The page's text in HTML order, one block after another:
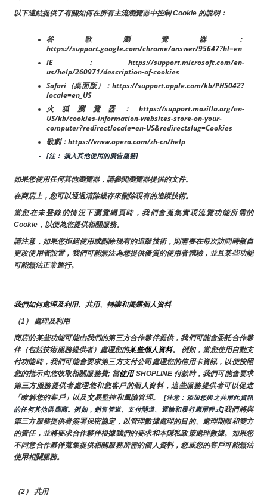
以下連結提供了有關如何在所有主流瀏覽器中控制 Cookie 的說明：
谷歌瀏覽器：
https://support.google.com/chrome/answer/95647?hl=en
IE：https://support.microsoft.com/en-
us/help/260971/description-of-cookies
Safari（桌面版）：https://support.apple.com/kb/PH5042?
locale=en_US
火狐瀏覽器：https://support.mozilla.org/en-
US/kb/cookies-information-websites-store-on-your-
computer?redirectlocale=en-US&redirectslug=Cookies
歌劇：https://www.opera.com/zh-cn/help
[注： 插入其他使用的廣告服務]
如果您使用任何其他瀏覽器，請參閱瀏覽器提供的文件。
在商店上，您可以通過清除緩存來刪除現有的追蹤技術。
當您在未登錄的情況下瀏覽網頁時，我們會蒐集實現流覽功能所需的
Cookie，以便為您提供相關服務。
請注意，如果您拒絕使用或刪除現有的追蹤技術，則需要在每次訪問時親自
更改使用者設置，我們可能無法為您提供優質的使用者體驗，並且某些功能
可能無法正常運行。
我們如何處理及利用、共用、轉讓和揭露個人資料
（1） 處理及利用
商店的某些功能可能由我們的第三方合作夥伴提供，我們可能會委託合作夥
伴（包括技術服務提供者）處理您的某些個人資料。 例如，當您使用自動支
付功能時，我們可能會要求第三方支付公司處理您的信用卡資訊，以便按照
您的指示向您收取相關服務費; 當使用 SHOPLINE 付款時，我們可能會要求
第三方服務提供者處理您和您客戶的個人資料，這些服務提供者可以促進
「瞭解您的客戶」以及交易監控和風險管理。
[注意：添加您與之共用此資訊
的任何其他供應商。例如，銷售管道、支付閘道、運輸和履行應用程式]我們將與
第三方服務提供者簽署保密協定，以管理數據處理的目的、處理期限和雙方
的責任，並將要求合作夥伴根據我們的要求和本隱私政策處理數據。如果您
不同意合作夥伴蒐集提供相關服務所需的個人資料，您或您的客戶可能無法
使用相關服務。
（2） 共用